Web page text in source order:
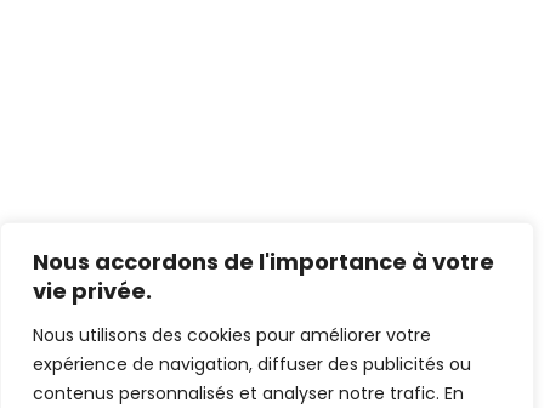
Nous accordons de l'importance à votre
vie privée.
Nous utilisons des cookies pour améliorer votre
expérience de navigation, diffuser des publicités ou
contenus personnalisés et analyser notre trafic. En